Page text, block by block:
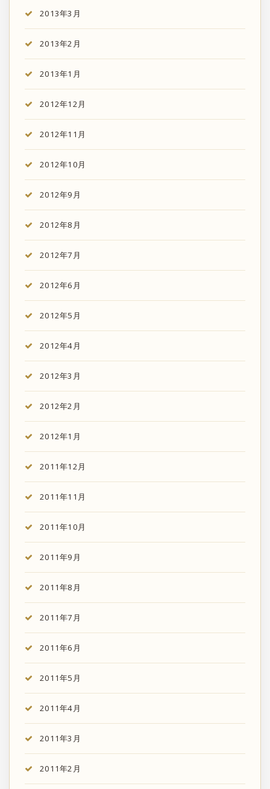
2013年3月
2013年2月
2013年1月
2012年12月
2012年11月
2012年10月
2012年9月
2012年8月
2012年7月
2012年6月
2012年5月
2012年4月
2012年3月
2012年2月
2012年1月
2011年12月
2011年11月
2011年10月
2011年9月
2011年8月
2011年7月
2011年6月
2011年5月
2011年4月
2011年3月
2011年2月